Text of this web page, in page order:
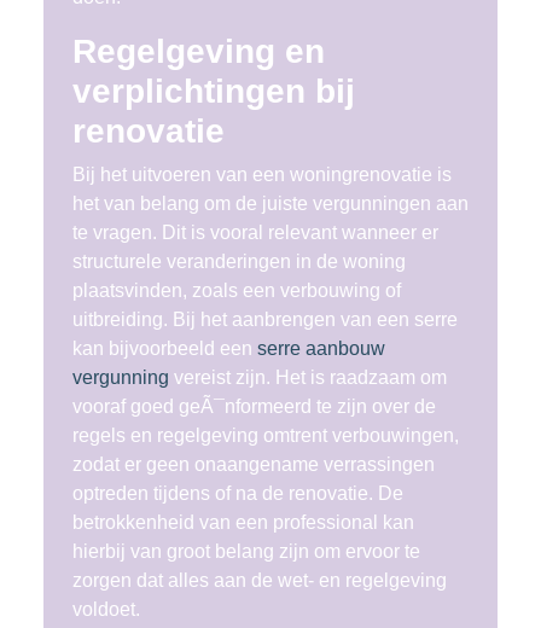
Regelgeving en
verplichtingen bij
renovatie
Bij het uitvoeren van een woningrenovatie is
het van belang om de juiste vergunningen aan
te vragen. Dit is vooral relevant wanneer er
structurele veranderingen in de woning
plaatsvinden, zoals een verbouwing of
uitbreiding. Bij het aanbrengen van een serre
kan bijvoorbeeld een serre aanbouw
vergunning vereist zijn. Het is raadzaam om
vooraf goed geÃ¯nformeerd te zijn over de
regels en regelgeving omtrent verbouwingen,
zodat er geen onaangename verrassingen
optreden tijdens of na de renovatie. De
betrokkenheid van een professional kan
hierbij van groot belang zijn om ervoor te
zorgen dat alles aan de wet- en regelgeving
voldoet.